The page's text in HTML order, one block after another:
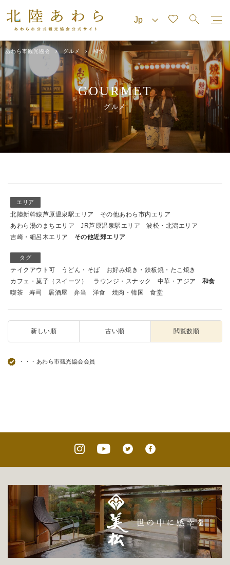
あわら市観光協会 グルメ 和食
GOURMET
グルメ
エリア
北陸新幹線芦原温泉駅エリア
その他あわら市内エリア
あわら湯のまちエリア
JR芦原温泉駅エリア
波松・北潟エリア
吉崎・細呂木エリア
その他近郊エリア
タグ
テイクアウト可 うどん・そば
お好み焼き・鉄板焼・たこ焼き
カフェ・菓子（スイーツ）
ラウンジ・スナック 中華・アジア
和食
喫茶
寿司 居酒屋 弁当 洋食 焼肉・韓国 食堂
新しい順 古い順 閲覧数順
・・・あわら市観光協会会員